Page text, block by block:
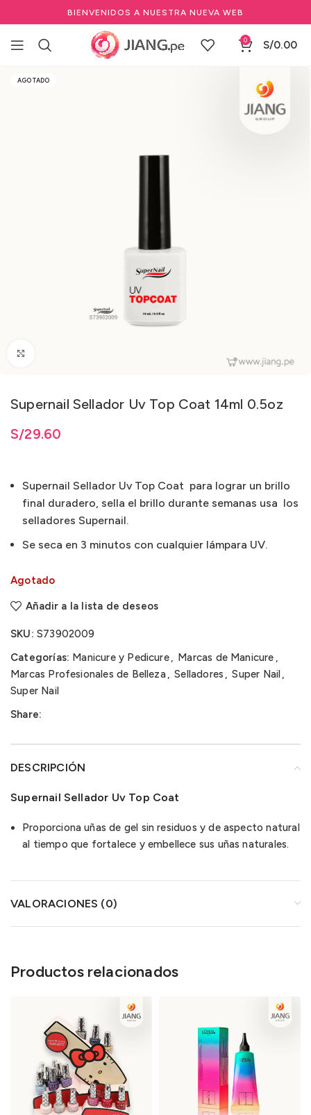
BIENVENIDOS A NUESTRA NUEVA WEB
0 S/0.00
Inicio Manicure y Pedicure
Otras Herramientas de manicure
AGOTADO
Supernail Sellador Uv Top Coat 14ml 0.5oz
S/29.60
Supernail Sellador Uv Top Coat para lograr un brillo
final duradero, sella el brillo durante semanas usa los
selladores Supernail.
Se seca en 3 minutos con cualquier lámpara UV.
Agotado
Añadir a la lista de deseos
SKU: S73902009
Categorías: Manicure y Pedicure, Marcas de Manicure ,
Marcas Profesionales de Belleza, Selladores , Super Nail,
Super Nail
Share:
DESCRIPCIÓN
Supernail Sellador Uv Top Coat
Proporciona uñas de gel sin residuos y de aspecto natural
al tiempo que fortalece y embellece sus uñas naturales.
VALORACIONES (0)
Productos relacionados